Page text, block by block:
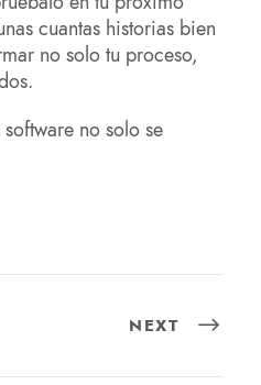
cuantas historias bien
no solo tu proceso,
no solo se
NEXT